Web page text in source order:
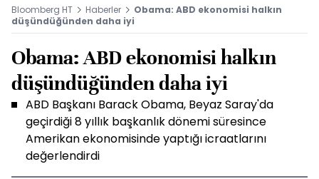
Bloomberg HT Haberler
Obama: ABD ekonomisi halkın
düşündüğünden daha iyi
Obama: ABD ekonomisi halkın
düşündüğünden daha iyi
ABD Başkanı Barack Obama, Beyaz Saray'da
geçirdiği 8 yıllık başkanlık dönemi süresince
Amerikan ekonomisinde yaptığı icraatlarını
değerlendirdi